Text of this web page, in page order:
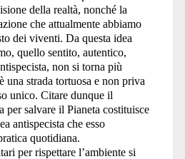
della realtà, nonché la
che attualmente abbiamo
dei viventi. Da questa idea
quello sentito, autentico,
non si torna più
una strada tortuosa e non priva
unico. Citare dunque il
per salvare il Pianeta costituisce
antispecista che esso
quotidiana.
per rispettare l’ambiente si